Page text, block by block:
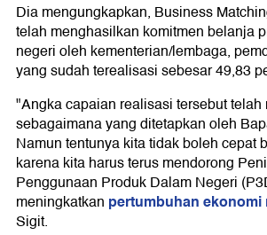
Dia mengungkapkan, Business
telah menghasilkan komitmen belanja
negeri oleh kementerian/lembaga,
yang sudah terealisasi sebesar 49,83
"Angka capaian realisasi tersebut
sebagaimana yang ditetapkan oleh
Namun tentunya kita tidak boleh cepat
karena kita harus terus mendorong
Penggunaan Produk Dalam Negeri
meningkatkan pertumbuhan ekonomi
Sigit.